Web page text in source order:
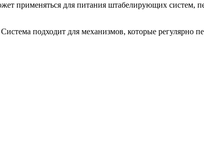
применяться для питания штабелирующих
подходит для механизмов, которые регулярно